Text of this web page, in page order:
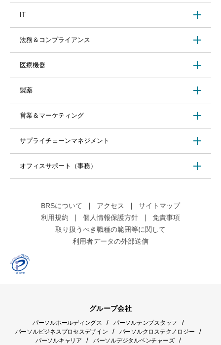
IT
法務＆コンプライアンス
医療機器
製薬
営業＆マーケティング
サプライチェーンマネジメント
オフィスサポート（事務）
BRSについて アクセス
サイトマップ
利用規約
個人情報保護方針
免責事項
取り扱うべき職種の範囲等に関して
利用者データの外部送信
グループ会社
パーソルホールディングス / パーソルテンプスタッフ /
パーソルビジネスプロセスデザイン / パーソルクロステクノロジー /
パーソルキャリア / パーソルデジタルベンチャーズ /